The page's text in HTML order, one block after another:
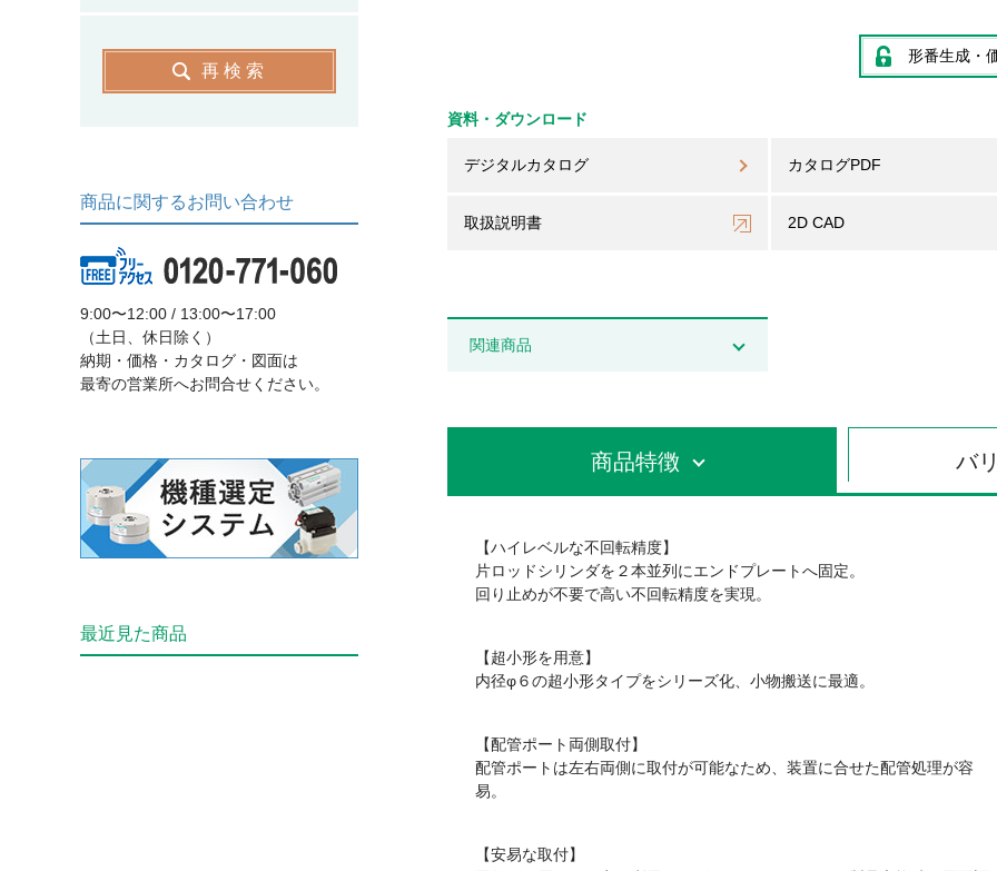
形番生成・
資料・ダウンロード
デジタルカタログ カタログPDF
取扱説明書 2D CAD
関連商品
商品特徴 バ
【ハイレベルな不回転精度】
片ロッドシリンダを２本並列にエンドプレートへ固定。
回り止めが不要で高い不回転精度を実現。
【超小形を用意】
内径φ６の超小形タイプをシリーズ化、小物搬送に最適。
【配管ポート両側取付】
配管ポートは左右両側に取付が可能なため、装置に合せた配管処理が容
易。
【安易な取付】
再検索
商品に関するお問い合わせ
9:00〜12:00 / 13:00〜17:00
（土日、休日除く）
納期・価格・カタログ・図面は
最寄の営業所へお問合せください。
最近見た商品